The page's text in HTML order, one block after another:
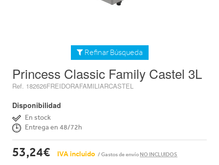
Refinar Búsqueda
Princess Classic Family Castel 3L
Ref. 182626FREIDORAFAMILIARCASTEL
Disponibilidad
En stock
Entrega en 48/72h
53,24€ IVA incluido / Gastos de envío NO INCLUIDOS